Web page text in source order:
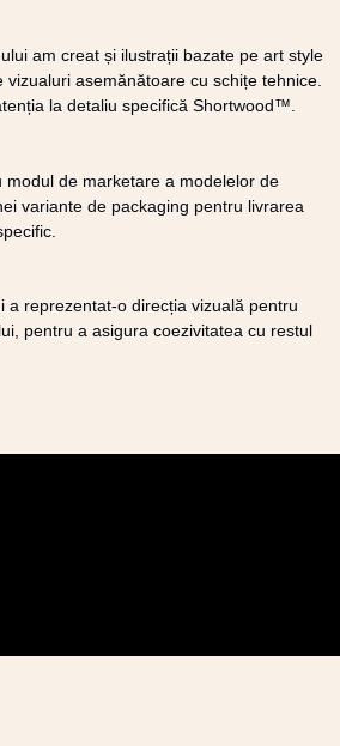
am creat și ilustrații bazate pe art style
asemănătoare cu schițe tehnice.
la detaliu specifică Shortwood™.
modul de marketare a modelelor de
variante de packaging pentru livrarea
a reprezentat-o direcția vizuală pentru
pentru a asigura coezivitatea cu restul